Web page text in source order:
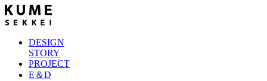
DESIGN
STORY
PROJECT
E＆D